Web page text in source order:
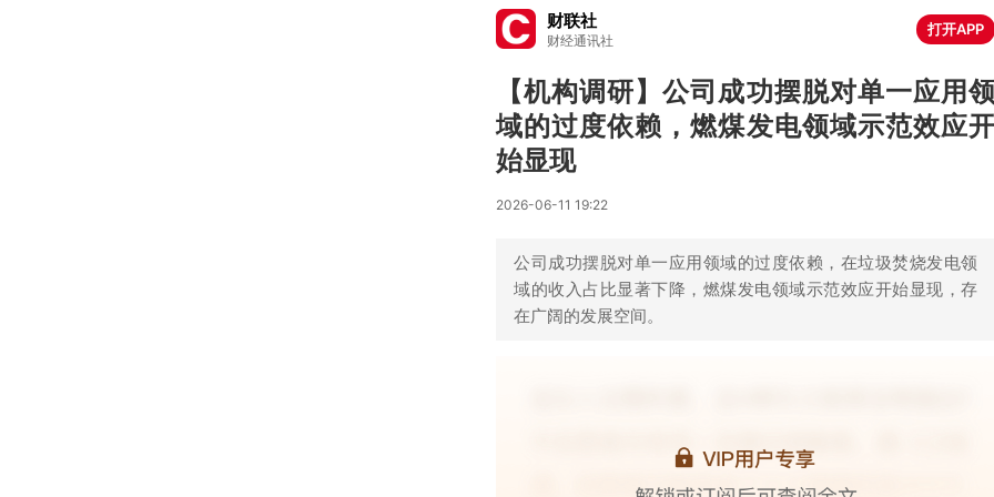
财联社
财经通讯社
打开APP
【机构调研】公司成功摆脱对单一应用领
域的过度依赖，燃煤发电领域示范效应开
始显现
2026-06-11 19:22
公司成功摆脱对单一应用领域的过度依赖，在垃圾焚烧发电领
域的收入占比显著下降，燃煤发电领域示范效应开始显现，存
在广阔的发展空间。